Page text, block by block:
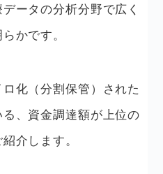
ータの分析分野で広く
かです。
化（分割保管）された
、資金調達額が上位の
介します。